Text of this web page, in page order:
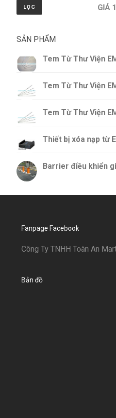
LỌC GIÁ
SẢN PHẨM
Tem Từ Thư Viện
Tem Từ Thư Viện
Tem Từ Thư Viện
Thiết bị xóa nạp từ
Barrier điều khiển
Fanpage Facebook
Công Ty TNHH Toàn An
Bản đồ